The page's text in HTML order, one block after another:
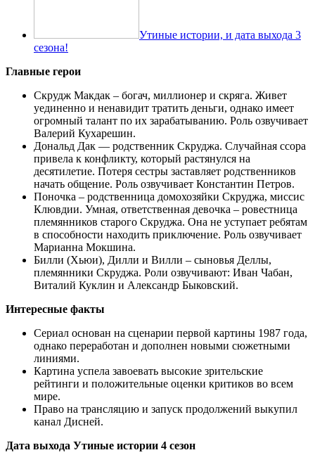
Утиные истории, и дата выхода 3
сезона!
Главные герои
Скрудж Макдак – богач, миллионер и скряга. Живет
уединенно и ненавидит тратить деньги, однако имеет
огромный талант по их зарабатыванию. Роль озвучивает
Валерий Кухарешин.
Дональд Дак — родственник Скруджа. Случайная ссора
привела к конфликту, который растянулся на
десятилетие. Потеря сестры заставляет родственников
начать общение. Роль озвучивает Константин Петров.
Поночка – родственница домохозяйки Скруджа, миссис
Клювдии. Умная, ответственная девочка – ровестница
племянников старого Скруджа. Она не уступает ребятам
в способности находить приключение. Роль озвучивает
Марианна Мокшина.
Билли (Хьюи), Дилли и Вилли – сыновья Деллы,
племянники Скруджа. Роли озвучивают: Иван Чабан,
Виталий Куклин и Александр Быковский.
Интересные факты
Сериал основан на сценарии первой картины 1987 года,
однако переработан и дополнен новыми сюжетными
линиями.
Картина успела завоевать высокие зрительские
рейтинги и положительные оценки критиков во всем
мире.
Право на трансляцию и запуск продолжений выкупил
канал Дисней.
Дата выхода Утиные истории 4 сезон